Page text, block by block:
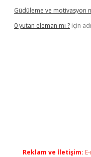
Güdüleme ve motivasyon
0 yutan eleman mı ? için
Reklam ve İletişim: